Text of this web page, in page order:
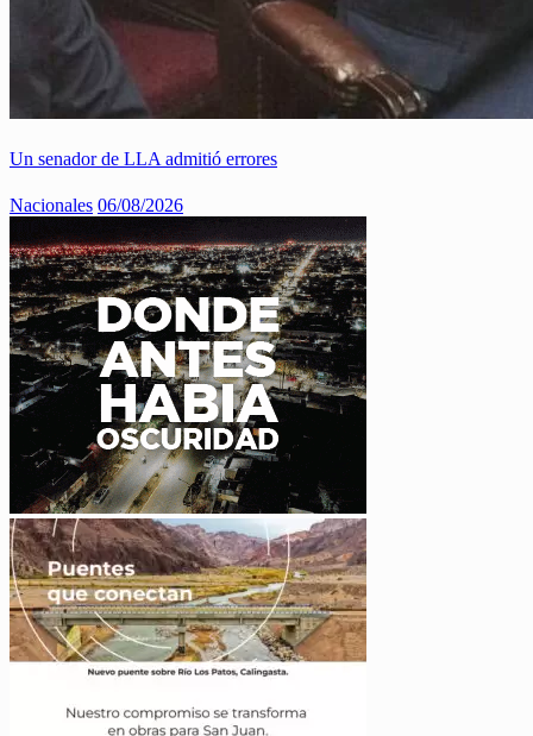
Un senador de LLA admitió errores
Nacionales 06/08/2026